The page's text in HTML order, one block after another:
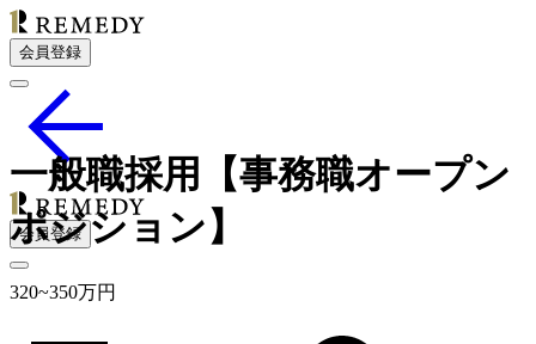
会員登録
会員登録
一般職採用【事務職オープン
ポジション】
320~350万円